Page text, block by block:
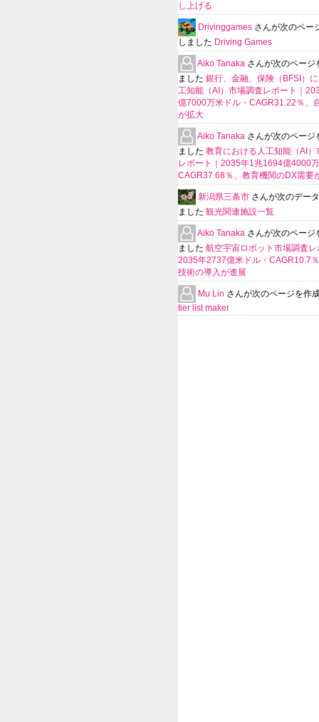
し上げる
Drivinggames さんが次のペー
しました Driving Games
Aiko Tanaka さんが次のページ
ました 銀行、金融、保険（BFSI）
工知能（AI）市場調査レポート｜
億7000万米ドル・CAGR31.22％、
が拡大
Aiko Tanaka さんが次のページ
ました 教育における人工知能（AI）
レポート｜2035年1兆1694億4000
CAGR37.68％、教育機関のDX需要
新潟県三条市 さんが次のデー
ました 観光関連施設一覧
Aiko Tanaka さんが次のページ
ました 航空宇宙ロボット市場調査レ
2035年2737億米ドル・CAGR10.7
技術の導入が進展
Mu Lin さんが次のページを作
tier list maker